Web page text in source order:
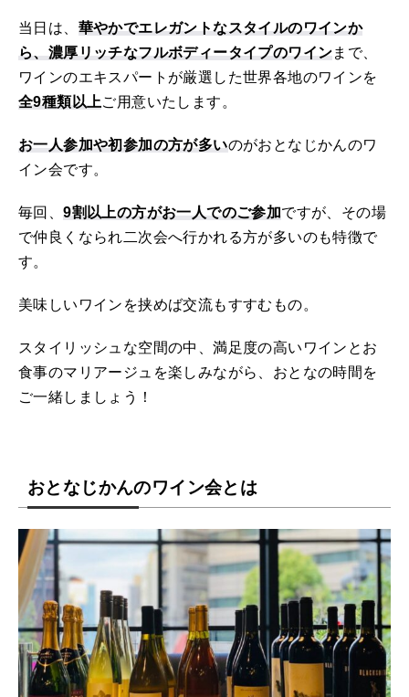
当日は、 華やかでエレガントなスタイルのワインか
ら、濃厚リッチなフルボディータイプのワインまで、
ワインのエキスパートが厳選した世界各地のワインを
全9種類以上ご用意いたします。
お一人参加や初参加の方が多いのがおとなじかんのワ
イン会です。
毎回、9割以上の方がお一人でのご参加ですが、その場
で仲良くなられ二次会へ行かれる方が多いのも特徴で
す。
美味しいワインを挟めば交流もすすむもの。
スタイリッシュな空間の中、満足度の高いワインとお
食事のマリアージュを楽しみながら、おとなの時間を
ご一緒しましょう！
おとなじかんのワイン会とは